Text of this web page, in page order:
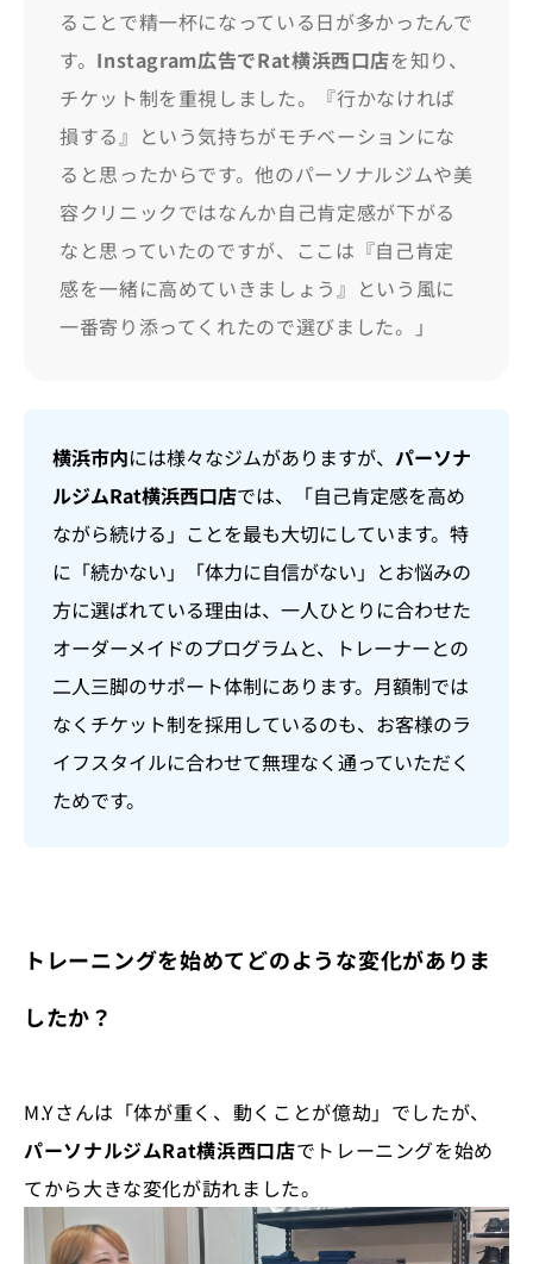
ることで精一杯になっている日が多かったんで
す。 Instagram広告でRat横浜西口店を知り、
チケット制を重視しました。『行かなければ
損する』という気持ちがモチベーションにな
ると思ったからです。他のパーソナルジムや美
容クリニックではなんか自己肯定感が下がる
なと思っていたのですが、ここは『自己肯定
感を一緒に高めていきましょう』という風に
一番寄り添ってくれたので選びました。」
横浜市内には様々なジムがありますが、 パーソナ
ルジムRat横浜西口店では、「自己肯定感を高め
ながら続ける」ことを最も大切にしています。特
に「続かない」「体力に自信がない」とお悩みの
方に選ばれている理由は、一人ひとりに合わせた
オーダーメイドのプログラムと、トレーナーとの
二人三脚のサポート体制にあります。月額制では
なくチケット制を採用しているのも、お客様のラ
イフスタイルに合わせて無理なく通っていただく
ためです。
トレーニングを始めてどのような変化がありま
したか？
M.Yさんは「体が重く、動くことが億劫」でしたが、
パーソナルジムRat横浜西口店でトレーニングを始め
てから大きな変化が訪れました。